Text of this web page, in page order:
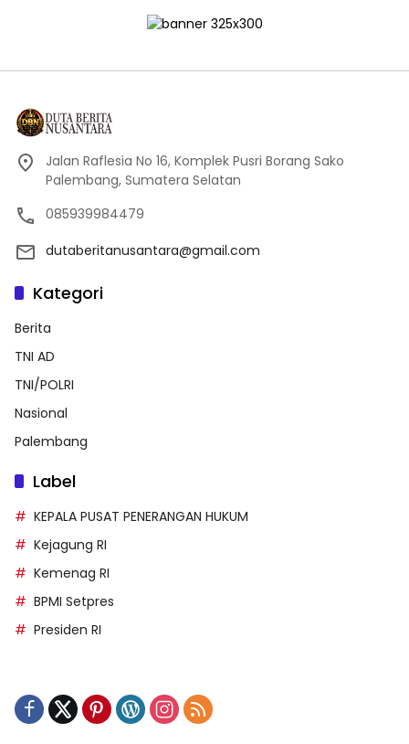
Jalan Raflesia No 16, Komplek Pusri Borang Sako
Palembang, Sumatera Selatan
085939984479
dutaberitanusantara@gmail.com
Kategori
Berita
TNI AD
TNI/POLRI
Nasional
Palembang
Label
KEPALA PUSAT PENERANGAN HUKUM
Kejagung RI
Kemenag RI
BPMI Setpres
Presiden RI